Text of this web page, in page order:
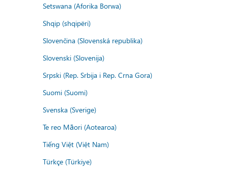
Setswana (Aforika Borwa)
Shqip (shqipëri)
Slovenčina (Slovenská republika)
Slovenski (Slovenija)
Srpski (Rep. Srbija i Rep. Crna Gora)
Suomi (Suomi)
Svenska (Sverige)
Te reo Māori (Aotearoa)
Tiếng Việt (Việt Nam)
Türkçe (Türkiye)